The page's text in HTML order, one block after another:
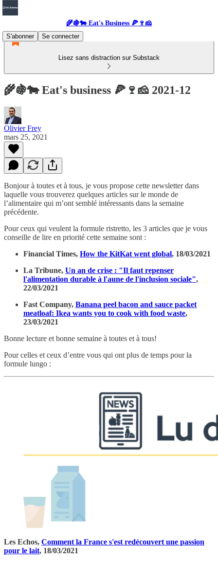
🌾🍇🐄 Eat's Business 🍕🍷🧀
S'abonner
Se connecter
Lisez sans distraction sur Substack
🌾🍇🐄 Eat's business 🍕🍷🧀 2021-12
Olivier Frey
mars 25, 2021
Bonjour à toutes et à tous, je vous propose cette newsletter dans
laquelle vous trouverez quelques articles sur le monde de
l’alimentaire qui m’ont semblé intéressants dans la semaine
précédente.
Pour ceux qui veulent la formule ristretto, les 3 articles que je vous
conseille de lire en priorité cette semaine sont :
Financial Times, How the KitKat went global, 18/03/2021
La Tribune, Un an de crise : "Il faut repenser
l'alimentation durable à l'aune de l'inclusion sociale",
22/03/2021
Fast Company, Banana peel bacon and sauce packet
meatloaf: Ikea wants you to cook with food waste,
23/03/2021
Bonne lecture et bonne semaine à toutes et à tous!
Pour celles et ceux d’entre vous qui ont plus de temps pour la
formule lungo :
Les Echos, Comment la France s'est redécouvert une passion
pour le lait, 18/03/2021